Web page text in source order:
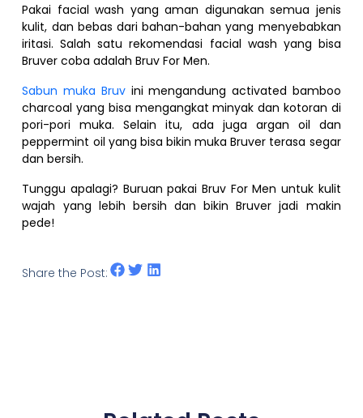
Pakai facial wash yang aman digunakan semua jenis
kulit, dan bebas dari bahan-bahan yang menyebabkan
iritasi. Salah satu rekomendasi facial wash yang bisa
Bruver coba adalah Bruv For Men.
Sabun muka Bruvini mengandung activated bamboo
charcoal yang bisa mengangkat minyak dan kotoran di
pori-pori muka. Selain itu, ada juga argan oil dan
peppermint oil yang bisa bikin muka Bruver terasa segar
dan bersih.
Tunggu apalagi? Buruan pakai Bruv For Men untuk kulit
wajah yang lebih bersih dan bikin Bruver jadi makin
pede!
Share the Post: